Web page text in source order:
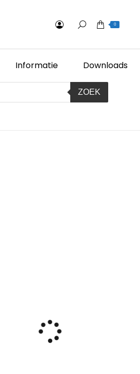
0
Informatie Downloads
ZOEK